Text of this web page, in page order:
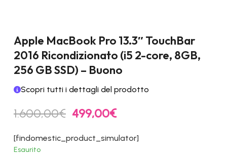
Apple MacBook Pro 13.3″ TouchBar
2016 Ricondizionato (i5 2-core, 8GB,
256 GB SSD) – Buono
Scopri tutti i dettagli del prodotto
1.600,00€ Il
prezzo
originale
era:
499,00€Il
attuale
è:
[findomestic_product_simulator]
Esaurito